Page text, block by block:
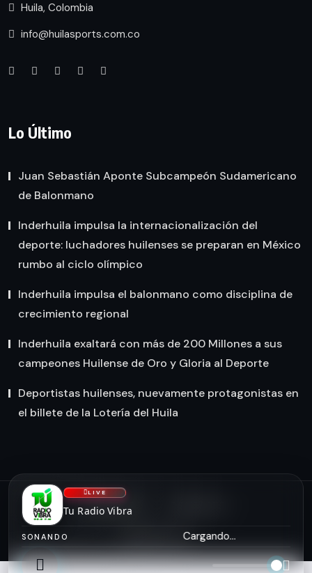
Huila, Colombia
info@huilasports.com.co
Lo Último
Juan Sebastián Aponte Subcampeón Sudamericano
de Balonmano
Inderhuila impulsa la internacionalización del
deporte: luchadores huilenses se preparan en México
rumbo al ciclo olímpico
Inderhuila impulsa el balonmano como disciplina de
crecimiento regional
Inderhuila exaltará con más de 200 Millones a sus
campeones Huilense de Oro y Gloria al Deporte
Deportistas huilenses, nuevamente protagonistas en
el billete de la Lotería del Huila
NOSOTROS
asiserver.com
LIVE
Tu Radio Vibra
SONANDO Cargando...